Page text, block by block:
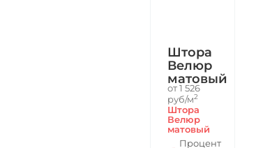
Штора
Велюр
матовый
от 1 526
руб/м2
Штора
Велюр
матовый
Процент